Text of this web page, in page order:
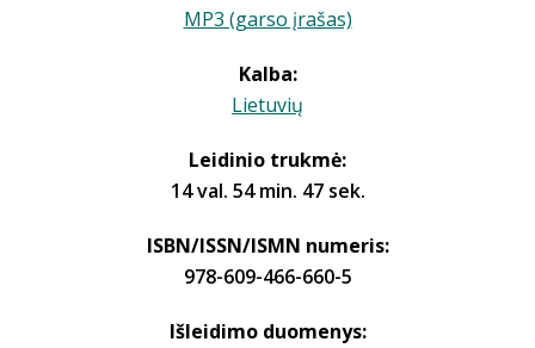
MP3 (garso įrašas)
Kalba:
Lietuvių
Leidinio trukmė:
14 val. 54 min. 47 sek.
ISBN/ISSN/ISMN numeris:
978-609-466-660-5
Išleidimo duomenys: